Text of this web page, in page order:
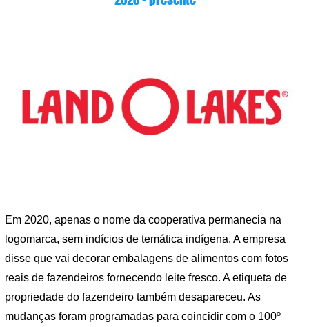
Em 2020, apenas o nome da cooperativa permanecia na
logomarca, sem indícios de temática indígena. A empresa
disse que vai decorar embalagens de alimentos com fotos
reais de fazendeiros fornecendo leite fresco. A etiqueta de
propriedade do fazendeiro também desapareceu. As
mudanças foram programadas para coincidir com o 100º